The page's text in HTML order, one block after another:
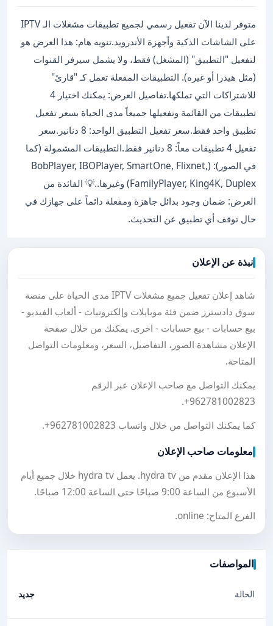
متوفر لدينا الآن تفعيل رسمي لجميع تطبيقات مشغلات الـ IPTV
على الشاشات الذكية وأجهزة الأندرويد. ​تنويه هام: هذا العرض هو
لتفعيل "التطبيق" (المشغل) فقط، ولا يشمل سيرفر القنوات
(مثل هيدرا أو غيره). التطبيقات المفعلة تعمل كـ "قارئ"
للاشتراكات التي تملكها. ​تفاصيل العرض: يمكنك اختيار 4
تطبيقات من القائمة وتفعيلها جميعاً مدى الحياة بسعر تفعيل
تطبيق واحد فقط. ​سعر تفعيل التطبيق الواحد: 8 دنانير. ​سعر
تفعيل 4 تطبيقات معاً: 8 دنانير فقط. ​التطبيقات المشمولة (كما
في الصور): (BobPlayer, IBOPlayer, SmartOne, Flixnet,
FamilyPlayer, King4K, Duplex) وغيرها.. ​💡 الفائدة من
العرض: ضمان وجود بدائل جاهزة ومفعلة دائماً على جهازك في
حال توقف أي تطبيق عن التحديث.
نبذة عن الإعلان
شاهد إعلان تفعيل جميع مشغلات IPTV مدى الحياة على منصة
سوق دادسترز ضمن فئة موبايلات وإلكترونيات - ألعاب الفيديو -
بيع حسابات - بيع حسابات - اخرى. يمكنك من خلال صفحة
الإعلان مشاهدة الصور، التفاصيل، السعر، ومعلومات التواصل
المتاحة.
يمكنك التواصل مع صاحب الإعلان عبر الرقم
+962781002823
.
كما يمكنك التواصل من خلال واتساب +962781002823
.
معلومات صاحب الإعلان
هذا الإعلان مقدم من hydra tv. يعمل hydra tv خلال جميع أيام
الأسبوع من الساعة 9:00 صباحًا حتى الساعة 12:00 صباحًا.
الفرع المتاح: online.
المواصفات
الحالة جديد